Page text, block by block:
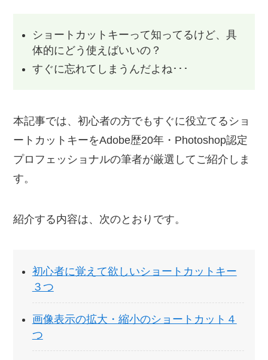
ショートカットキーって知ってるけど、具
体的にどう使えばいいの？
すぐに忘れてしまうんだよね･･･
本記事では、初心者の方でもすぐに役立てるショ
ートカットキーをAdobe歴20年・Photoshop認定
プロフェッショナルの筆者が厳選してご紹介しま
す。
紹介する内容は、次のとおりです。
初心者に覚えて欲しいショートカットキー
３つ
画像表示の拡大・縮小のショートカット４
つ